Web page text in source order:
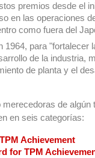
premios desde el
en las operaciones
como fuera del
1964, para "fortalecer
de la industria,
de planta y el
de algún
en seis categorías:
Achievement
for TPM